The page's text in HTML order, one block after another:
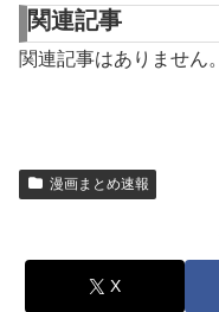
関連記事
関連記事はありません。
漫画まとめ速報
X